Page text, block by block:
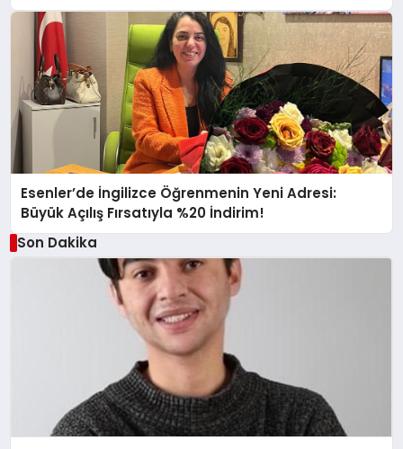
Esenler’de İngilizce Öğrenmenin Yeni Adresi:
Büyük Açılış Fırsatıyla %20 İndirim!
Son Dakika